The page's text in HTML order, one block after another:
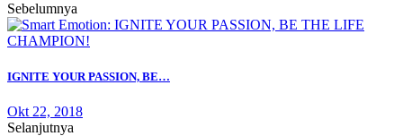
Sebelumnya
IGNITE YOUR PASSION, BE…
Okt 22, 2018
Selanjutnya